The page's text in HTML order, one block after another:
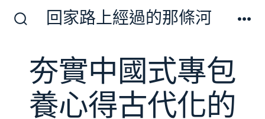
換
開
關
回家路上經過的那條河
夯實中國式專包
養心得古代化的